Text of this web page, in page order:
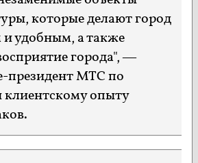
которые делают город
удобным, а также
города", —
президент МТС по
клиентскому опыту